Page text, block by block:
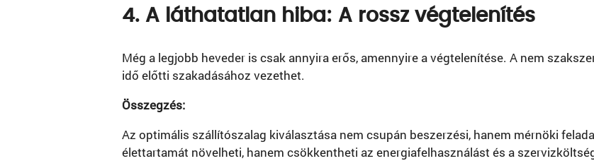
4. A láthatatlan hiba: A rossz végtelenítés
Még a legjobb heveder is csak annyira erős, amennyire a végtelenítése. A nem
idő előtti szakadásához vezethet.
Összegzés:
Az optimális szállítószalag kiválasztása nem csupán beszerzési, hanem mérnöki
élettartamát növelheti, hanem csökkentheti az energiafelhasználást és a